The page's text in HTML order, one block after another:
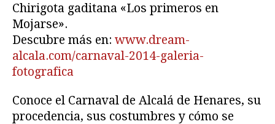
Chirigota gaditana «Los primeros en
Mojarse».
Descubre más en: www.dream-
alcala.com/carnaval-2014-galeria-
fotografica
Conoce el Carnaval de Alcalá de Henares, su
procedencia, sus costumbres y cómo se